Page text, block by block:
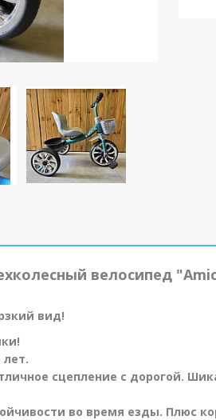
велосипед
вид!
сцепление с дорогой.
во время езды. Плюс